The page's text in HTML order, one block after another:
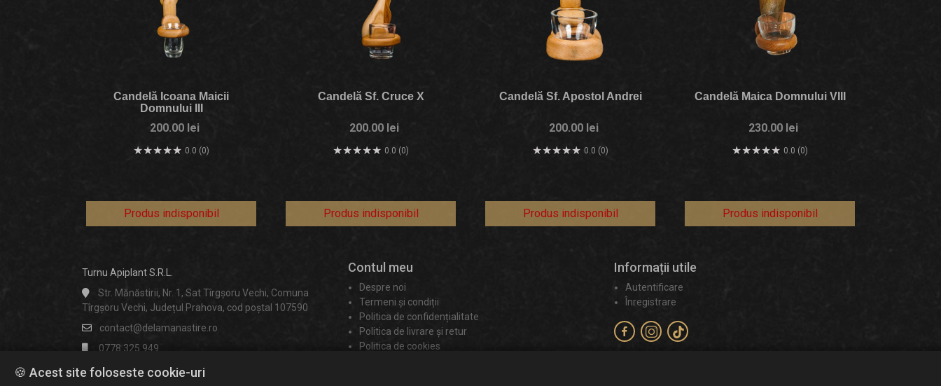
Candelă Icoana Maicii
Domnului III
200.00 lei
0.0 (0)
Produs indisponibil
Candelă Sf. Cruce X
200.00 lei
0.0 (0)
Produs indisponibil
Candelă Sf. Apostol Andrei
200.00 lei
0.0 (0)
Produs indisponibil
Candelă Maica Domnului VIII
230.00 lei
0.0 (0)
Produs indisponibil
Turnu Apiplant S.R.L.
Str. Mănăstirii, Nr. 1, Sat Tîrgșoru Vechi, Comuna
Tîrgșoru Vechi, Județul Prahova, cod poștal 107590
contact@delamanastire.ro
0778 325 949
Luni-Vineri: 9-18
Contul meu
Despre noi
Termeni și condiții
Politica de confidențialitate
Politica de livrare și retur
Politica de cookies
Informații utile
Autentificare
Înregistrare
🍪 Acest site foloseste cookie-uri